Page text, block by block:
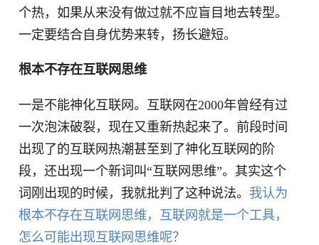
个热，如果从来没有做过就不应盲目地去转型。
一定要结合自身优势来转，扬长避短。
根本不存在互联网思维
一是不能神化互联网。互联网在2000年曾经有过
一次泡沫破裂，现在又重新热起来了。前段时间
出现了的互联网热潮甚至到了神化互联网的阶
段，还出现一个新词叫“互联网思维”。其实这个
词刚出现的时候，我就批判了这种说法。 我认为
根本不存在互联网思维，互联网就是一个工具，
怎么可能出现互联网思维呢？